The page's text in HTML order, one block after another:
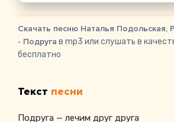
Скачать песню Наталья Подольская,
- Подруга в mp3 или слушать в
бесплатно
Текст песни
Подруга — лечим друг друга